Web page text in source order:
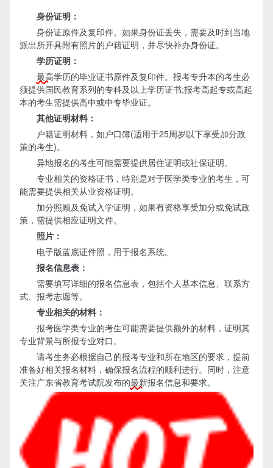
身份证明：
身份证原件及复印件。如果身份证丢失，需要及时到当地
派出所开具附有照片的户籍证明，并尽快补办身份证。
学历证明：
最高学历的毕业证书原件及复印件。报考专升本的考生必
须提供国民教育系列的专科及以上学历证书;报考高起专或高起
本的考生需提供高中或中专毕业证。
其他证明材料：
户籍证明材料，如户口簿(适用于25周岁以下享受加分政
策的考生)。
异地报名的考生可能需要提供居住证明或社保证明。
专业相关的资格证书，特别是对于医学类专业的考生，可
能需要提供相关从业资格证明。
加分照顾及免试入学证明，如果有资格享受加分或免试政
策，需提供相应证明文件。
照片：
电子版蓝底证件照，用于报名系统。
报名信息表：
需要填写详细的报名信息表，包括个人基本信息、联系方
式、报考志愿等。
专业相关的材料：
报考医学类专业的考生可能需要提供额外的材料，证明其
专业背景与所报专业对口。
请考生务必根据自己的报考专业和所在地区的要求，提前
准备好相关报名材料，确保报名流程的顺利进行。同时，注意
关注广东省教育考试院发布的最新报名信息和要求。